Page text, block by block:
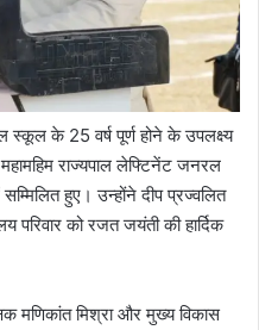
के 25 वर्ष पूर्ण होने के उपलक्ष्य
राज्यपाल लेफ्टिनेंट जनरल
हुए। उन्होंने दीप प्रज्वलित
परिवार को रजत जयंती की हार्दिक
मणिकांत मिश्रा और मुख्य विकास